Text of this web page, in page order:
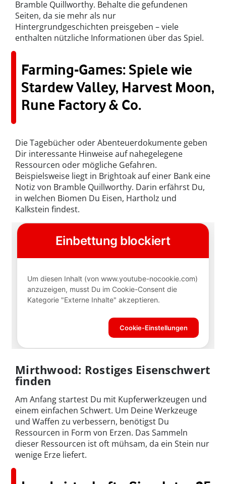
Bramble Quillworthy. Behalte die gefundenen
Seiten, da sie mehr als nur
Hintergrundgeschichten preisgeben – viele
enthalten nützliche Informationen über das Spiel.
Farming-Games: Spiele wie
Stardew Valley, Harvest Moon,
Rune Factory & Co.
Die Tagebücher oder Abenteuerdokumente geben
Dir interessante Hinweise auf nahegelegene
Ressourcen oder mögliche Gefahren.
Beispielsweise liegt in Brightoak auf einer Bank eine
Notiz von Bramble Quillworthy. Darin erfährst Du,
in welchen Biomen Du Eisen, Hartholz und
Kalkstein findest.
Mirthwood: Rostiges Eisenschwert
finden
Am Anfang startest Du mit Kupferwerkzeugen und
einem einfachen Schwert. Um Deine Werkzeuge
und Waffen zu verbessern, benötigst Du
Ressourcen in Form von Erzen. Das Sammeln
dieser Ressourcen ist oft mühsam, da ein Stein nur
wenige Erze liefert.